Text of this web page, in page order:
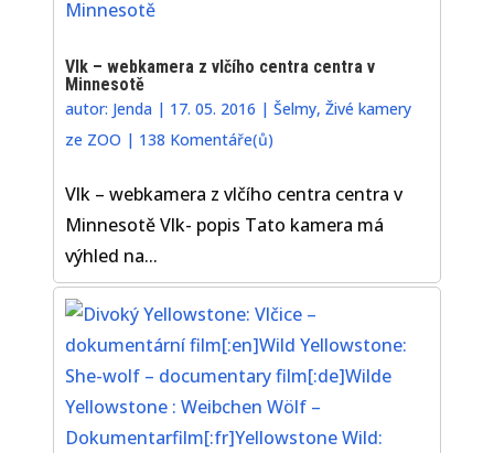
Vlk – webkamera z vlčího centra centra v
Minnesotě
autor: Jenda | 17. 05. 2016 |Šelmy,Živé kamery
ze ZOO | 138 Komentáře(ů)
Vlk – webkamera z vlčího centra centra v
Minnesotě Vlk- popis Tato kamera má
výhled na...